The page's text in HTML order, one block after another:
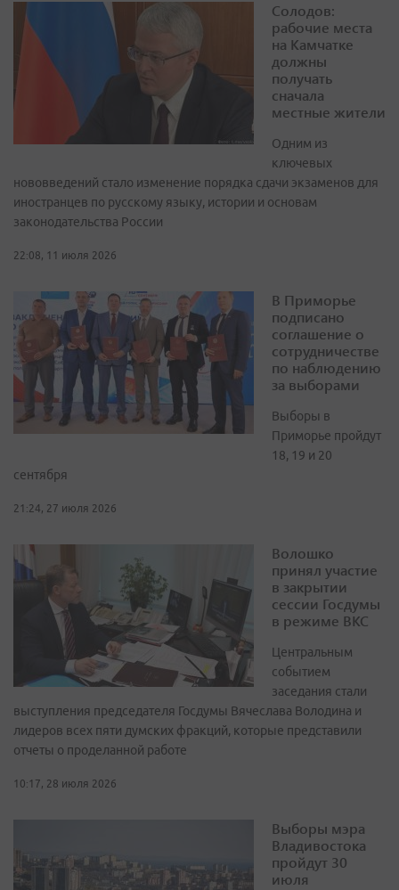
Солодов:
рабочие места
на Камчатке
должны
получать
сначала
местные жители
Одним из
ключевых
нововведений стало изменение порядка сдачи экзаменов для
иностранцев по русскому языку, истории и основам
законодательства России
22:08, 11 июля 2026
В Приморье
подписано
соглашение о
сотрудничестве
по наблюдению
за выборами
Выборы в
Приморье пройдут
18, 19 и 20
сентября
21:24, 27 июля 2026
Волошко
принял участие
в закрытии
сессии Госдумы
в режиме ВКС
Центральным
событием
заседания стали
выступления председателя Госдумы Вячеслава Володина и
лидеров всех пяти думских фракций, которые представили
отчеты о проделанной работе
10:17, 28 июля 2026
Выборы мэра
Владивостока
пройдут 30
июля